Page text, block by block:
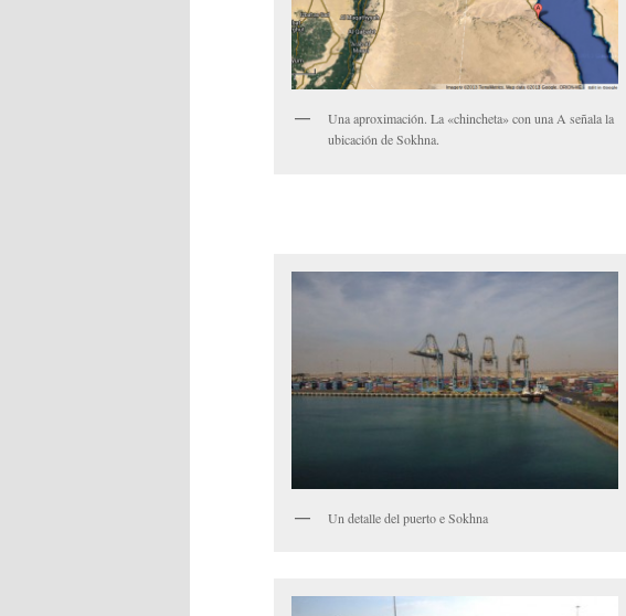
Una aproximación. La «chincheta» con una A señala la
ubicación de Sokhna.
Un detalle del puerto e Sokhna